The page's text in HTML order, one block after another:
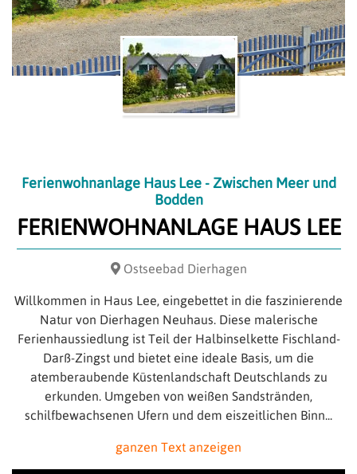
Ferienwohnanlage Haus Lee - Zwischen Meer und
Bodden
FERIENWOHNANLAGE HAUS LEE
Ostseebad Dierhagen
Willkommen in Haus Lee, eingebettet in die faszinierende
Natur von Dierhagen Neuhaus. Diese malerische
Ferienhaussiedlung ist Teil der Halbinselkette Fischland-
Darß-Zingst und bietet eine ideale Basis, um die
atemberaubende Küstenlandschaft Deutschlands zu
erkunden. Umgeben von weißen Sandstränden,
schilfbewachsenen Ufern und dem eiszeitlichen Binn...
ganzen Text anzeigen